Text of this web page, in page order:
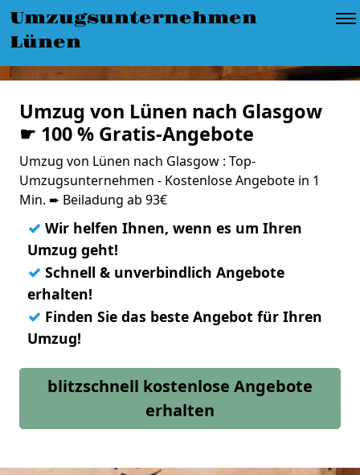
Umzugsunternehmen
Lünen
Umzug von Lünen nach Glasgow
☛ 100 % Gratis-Angebote
Umzug von Lünen nach Glasgow : Top-
Umzugsunternehmen - Kostenlose Angebote in 1
Min. ➨ Beiladung ab 93€
✓ Wir helfen Ihnen, wenn es um Ihren
Umzug geht!
✓ Schnell & unverbindlich Angebote
erhalten!
✓ Finden Sie das beste Angebot für Ihren
Umzug!
blitzschnell kostenlose Angebote
erhalten